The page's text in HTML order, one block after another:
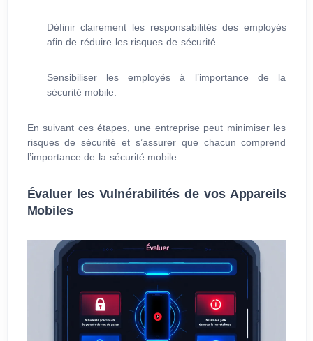
Définir clairement les responsabilités des employés
afin de réduire les risques de sécurité.
Sensibiliser les employés à l’importance de la
sécurité mobile.
En suivant ces étapes, une entreprise peut minimiser les
risques de sécurité et s’assurer que chacun comprend
l’importance de la sécurité mobile.
Évaluer les Vulnérabilités de vos Appareils
Mobiles